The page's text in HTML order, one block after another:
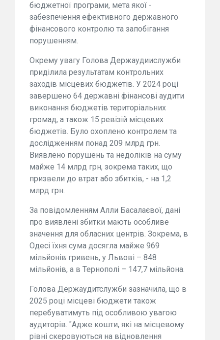
бюджетної програми, мета якої -
забезпечення ефективного державного
фінансового контролю та запобігання
порушенням.
Окрему увагу Голова Держаудиислужби
приділила результатам контрольних
заходів місцевих бюджетів. У 2024 році
завершено 64 державні фінансові аудити
виконання бюджетів територіальних
громад, а також 15 ревізій місцевих
бюджетів. Було охоплено контролем та
дослідженням понад 209 млрд грн.
Виявлено порушень та недоліків на суму
майже 14 млрд грн, зокрема таких, що
призвели до втрат або збитків, - на 1,2
млрд грн.
За повідомленням Алли Басалаєвої, дані
про виявлені збитки мають особливе
значення для обласних центрів. Зокрема, в
Одесі їхня сума досягла майже 969
мільйонів гривень, у Львові – 848
мільйонів, а в Тернополі – 147,7 мільйона.
Голова Держаудитслужби зазначила, що в
2025 році місцеві бюджети також
перебуватимуть під особливою увагою
аудиторів. "Адже кошти, які на місцевому
рівні скеровуються на відновлення